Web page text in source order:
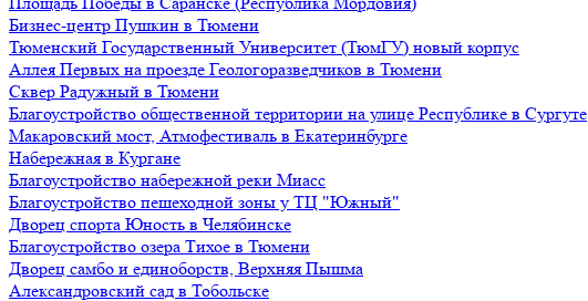
Бизнес-центр Пушкин в Тюмени
Тюменский Государственный Университет (ТюмГУ) новый корпус
Аллея Первых на проезде Геологоразведчиков в Тюмени
Сквер Радужный в Тюмени
Благоустройство общественной территории на улице Республике в Сургуте
Макаровский мост, Атмофестиваль в Екатеринбурге
Набережная в Кургане
Благоустройство набережной реки Миасс
Благоустройство пешеходной зоны у ТЦ "Южный"
Дворец спорта Юность в Челябинске
Благоустройство озера Тихое в Тюмени
Дворец самбо и единоборств, Верхняя Пышма
Александровский сад в Тобольске